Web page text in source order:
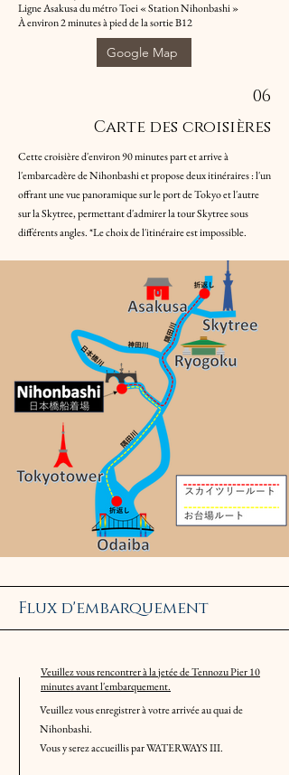
Ligne Asakusa du métro Toei « Station Nihonbashi »
À environ 2 minutes à pied de la sortie B12
Google Map
06
Carte des croisières
Cette croisière d'environ 90 minutes part et arrive à
l'embarcadère de Nihonbashi et propose deux itinéraires : l'un
offrant une vue panoramique sur le port de Tokyo et l'autre
sur la Skytree, permettant d'admirer la tour Skytree sous
différents angles. *Le choix de l'itinéraire est impossible.
​Flux d'embarquement
Veuillez vous rencontrer à la jetée de Tennozu Pier 10
minutes avant l'embarquement.
Veuillez vous enregistrer à votre arrivée au quai de
Nihonbashi.
Vous y serez accueillis par WATERWAYS III.